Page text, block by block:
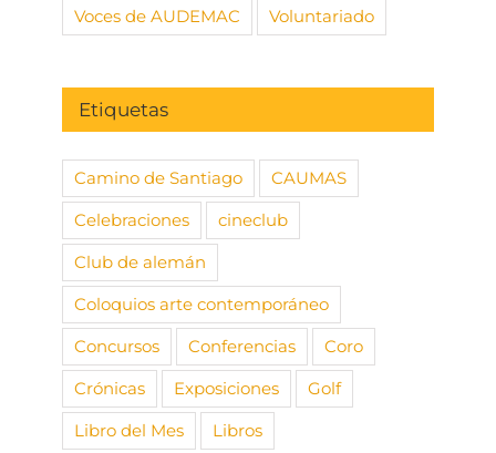
Voces de AUDEMAC
Voluntariado
Etiquetas
Camino de Santiago
CAUMAS
Celebraciones
cineclub
Club de alemán
Coloquios arte contemporáneo
Concursos
Conferencias
Coro
Crónicas
Exposiciones
Golf
Libro del Mes
Libros